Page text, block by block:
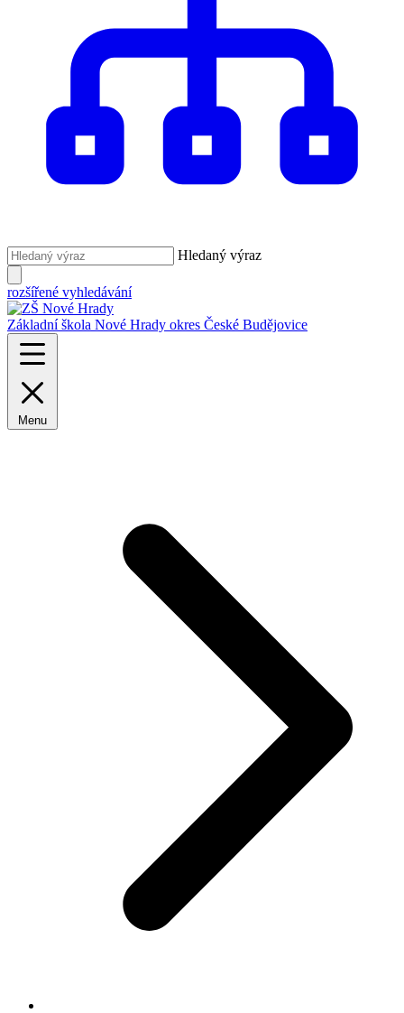
Hledaný výraz
rozšířené vyhledávání
Základní škola Nové Hrady okres České Budějovice
Menu